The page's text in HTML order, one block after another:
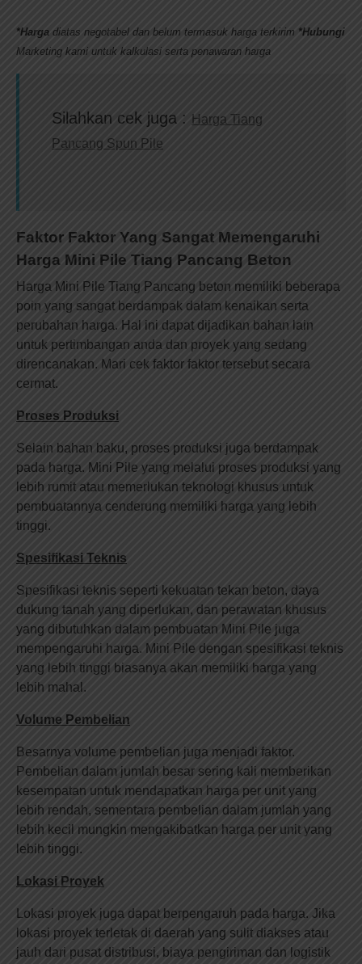
*Harga diatas negotabel dan belum termasuk harga terkirim *Hubungi
Marketing kami untuk kalkulasi serta penawaran harga
Silahkan cek juga :
Harga Tiang
Pancang Spun Pile
Faktor Faktor Yang Sangat Memengaruhi
Harga Mini Pile Tiang Pancang Beton
Harga Mini Pile Tiang Pancang beton memiliki beberapa
poin yang sangat berdampak dalam kenaikan serta
perubahan harga. Hal ini dapat dijadikan bahan lain
untuk pertimbangan anda dan proyek yang sedang
direncanakan. Mari cek faktor faktor tersebut secara
cermat.
Proses Produksi
Selain bahan baku, proses produksi juga berdampak
pada harga. Mini Pile yang melalui proses produksi yang
lebih rumit atau memerlukan teknologi khusus untuk
pembuatannya cenderung memiliki harga yang lebih
tinggi.
Spesifikasi Teknis
Spesifikasi teknis seperti kekuatan tekan beton, daya
dukung tanah yang diperlukan, dan perawatan khusus
yang dibutuhkan dalam pembuatan Mini Pile juga
mempengaruhi harga. Mini Pile dengan spesifikasi teknis
yang lebih tinggi biasanya akan memiliki harga yang
lebih mahal.
Volume Pembelian
Besarnya volume pembelian juga menjadi faktor.
Pembelian dalam jumlah besar sering kali memberikan
kesempatan untuk mendapatkan harga per unit yang
lebih rendah, sementara pembelian dalam jumlah yang
lebih kecil mungkin mengakibatkan harga per unit yang
lebih tinggi.
Lokasi Proyek
Lokasi proyek juga dapat berpengaruh pada harga. Jika
lokasi proyek terletak di daerah yang sulit diakses atau
jauh dari pusat distribusi, biaya pengiriman dan logistik